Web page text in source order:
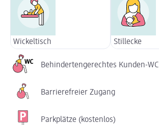
Wickeltisch Stillecke
Behindertengerechtes Kunden-WC
Barrierefreier Zugang
Parkplätze (kostenlos)